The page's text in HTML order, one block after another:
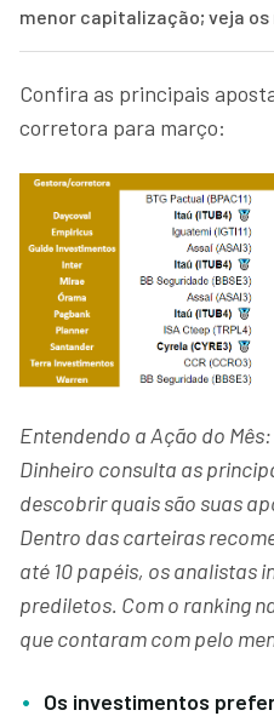
menor capitalização; veja
Confira as principais
corretora para março:
Entendendo a Ação do
Dinheiro consulta as
descobrir quais são suas
Dentro das carteiras
até 10 papéis, os analistas
prediletos. Com o ranking
que contaram com pelo
Os investimentos